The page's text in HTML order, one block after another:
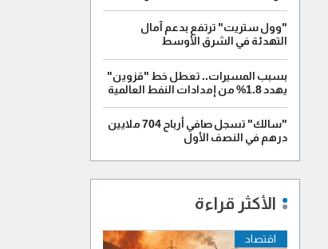
"وول ستريت" ترتفع بدعم آمال
التهدئة في الشرق الأوسط
بسبب المسيرات.. تعطل خط "قزوين"
يهدد 1.8% من إمدادات النفط العالمية
"سالك" تسجل صافي أرباح 704 ملايين
درهم في النصف الأول
الأكثر قراءة
اقتصاد